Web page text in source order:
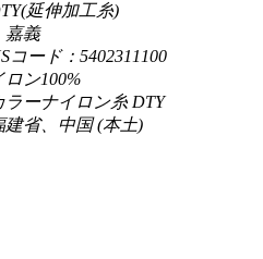
延伸加工糸)
嘉義
コード：5402311100
ロン100%
ラーナイロン糸 DTY
建省、中国 (本土)